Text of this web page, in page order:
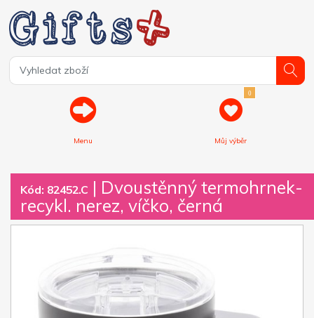
Menu
0
Můj výběr
Kód: 82452.C | Dvoustěnný termohrnek-
recykl. nerez, víčko, černá